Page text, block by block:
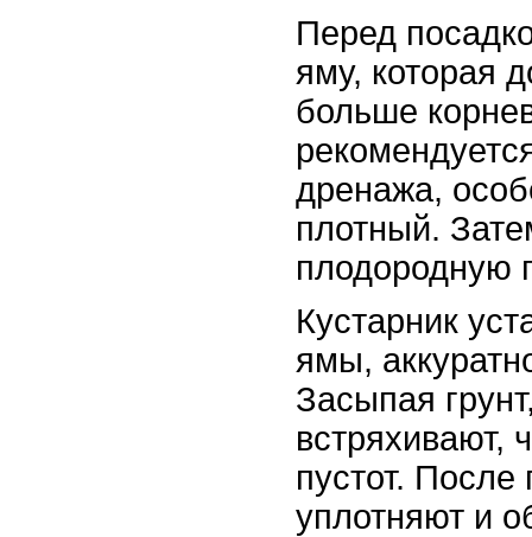
Перед
яму, которая
больше
дренажа,
плотный.
плодородную
Кустарник
ямы,
Засыпая
встряхивают,
пустот. После
уплотняют и